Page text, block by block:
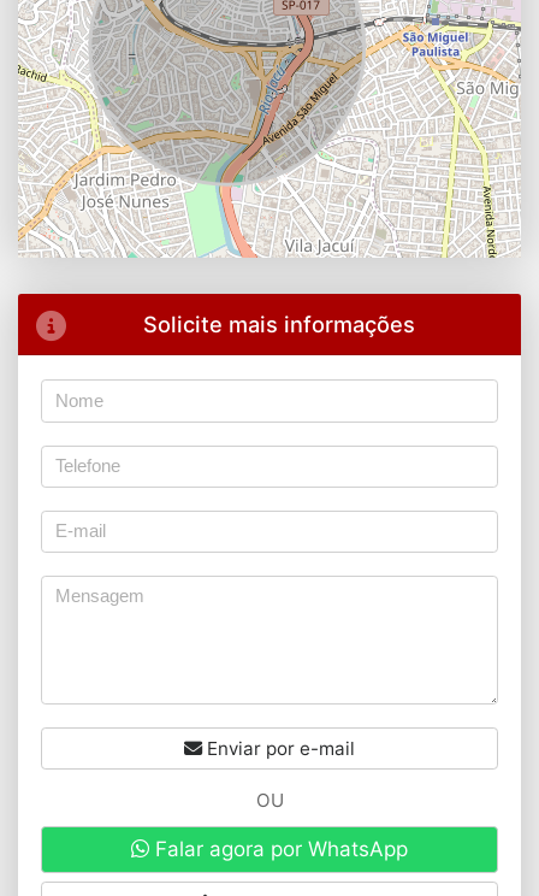
Solicite mais informações
Enviar por e-mail
OU
Falar agora por WhatsApp